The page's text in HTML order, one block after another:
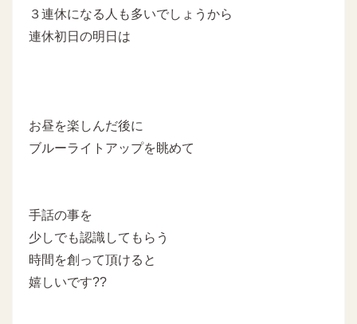
３連休になる人も多いでしょうから
連休初日の明日は
お昼を楽しんだ後に
ブルーライトアップを眺めて
手話の事を
少しでも認識してもらう
時間を創って頂けると
嬉しいです??